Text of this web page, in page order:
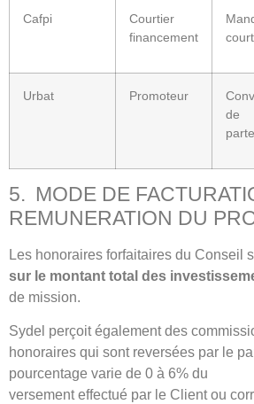
Cafpi
Courtier
financement
Urbat Promoteur
de
5. MODE DE
REMUNERATION DU
Les honoraires forfaitaires du Conseil
sur le montant total des
de mission.
Sydel perçoit également des
honoraires qui sont reversées par le
pourcentage varie de 0 à 6% du
versement effectué par le Client ou